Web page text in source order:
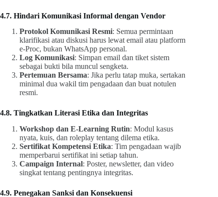
4.7. Hindari Komunikasi Informal dengan Vendor
Protokol Komunikasi Resmi: Semua permintaan
klarifikasi atau diskusi harus lewat email atau platform
e-Proc, bukan WhatsApp personal.
Log Komunikasi: Simpan email dan tiket sistem
sebagai bukti bila muncul sengketa.
Pertemuan Bersama: Jika perlu tatap muka, sertakan
minimal dua wakil tim pengadaan dan buat notulen
resmi.
4.8. Tingkatkan Literasi Etika dan Integritas
Workshop dan E-Learning Rutin: Modul kasus
nyata, kuis, dan roleplay tentang dilema etika.
Sertifikat Kompetensi Etika: Tim pengadaan wajib
memperbarui sertifikat ini setiap tahun.
Campaign Internal: Poster, newsletter, dan video
singkat tentang pentingnya integritas.
4.9. Penegakan Sanksi dan Konsekuensi